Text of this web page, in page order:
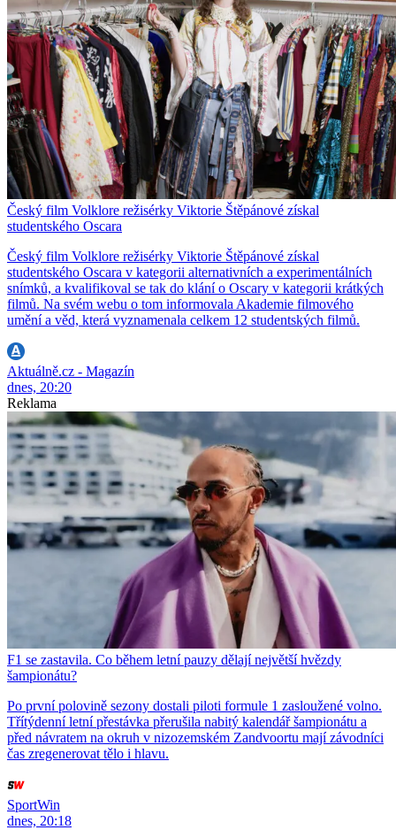
Český film Volklore režisérky Viktorie Štěpánové získal
studentského Oscara
Český film Volklore režisérky Viktorie Štěpánové získal
studentského Oscara v kategorii alternativních a experimentálních
snímků, a kvalifikoval se tak do klání o Oscary v kategorii krátkých
filmů. Na svém webu o tom informovala Akademie filmového
umění a věd, která vyznamenala celkem 12 studentských filmů.
Aktuálně.cz - Magazín
dnes, 20:20
Reklama
F1 se zastavila. Co během letní pauzy dělají největší hvězdy
šampionátu?
Po první polovině sezony dostali piloti formule 1 zasloužené volno.
Třítýdenní letní přestávka přerušila nabitý kalendář šampionátu a
před návratem na okruh v nizozemském Zandvoortu mají závodníci
čas zregenerovat tělo i hlavu.
SportWin
dnes, 20:18